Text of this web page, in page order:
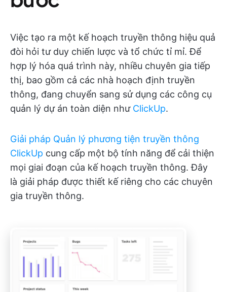
Việc tạo ra một kế hoạch truyền thông hiệu quả
đòi hỏi tư duy chiến lược và tổ chức tỉ mỉ. Để
hợp lý hóa quá trình này, nhiều chuyên gia tiếp
thị, bao gồm cả các nhà hoạch định truyền
thông, đang chuyển sang sử dụng các công cụ
quản lý dự án toàn diện như ClickUp.
Giải pháp Quản lý phương tiện truyền thông
ClickUp cung cấp một bộ tính năng để cải thiện
mọi giai đoạn của kế hoạch truyền thông. Đây
là giải pháp được thiết kế riêng cho các chuyên
gia truyền thông.